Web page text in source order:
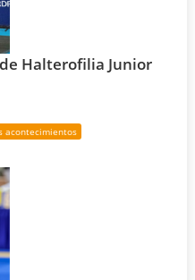
Halterofilia Junior
acontecimientos